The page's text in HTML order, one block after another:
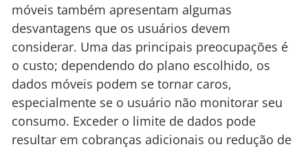
móveis também apresentam algumas
desvantagens que os usuários devem
considerar. Uma das principais preocupações é
o custo; dependendo do plano escolhido, os
dados móveis podem se tornar caros,
especialmente se o usuário não monitorar seu
consumo. Exceder o limite de dados pode
resultar em cobranças adicionais ou redução de